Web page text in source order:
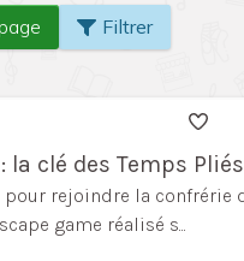
Filtrer
la clé des Temps Pliés
pour rejoindre la confrérie
game réalisé s...